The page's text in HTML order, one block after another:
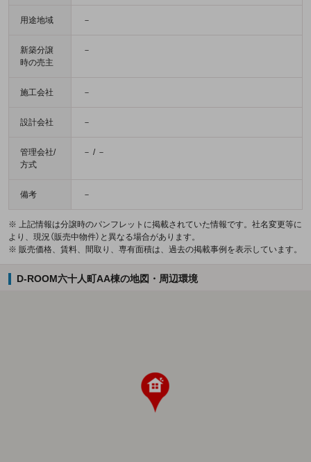
用途地域 －
新築分譲
時の売主
－
施工会社 －
設計会社 －
管理会社/
方式
－ / －
備考 －
※ 上記情報は分譲時のパンフレットに掲載されていた情報です。社名変更等に
より、現況（販売中物件）と異なる場合があります。
※ 販売価格、賃料、間取り、専有面積は、過去の掲載事例を表示しています。
D-ROOM六十人町AA棟の地図・周辺環境